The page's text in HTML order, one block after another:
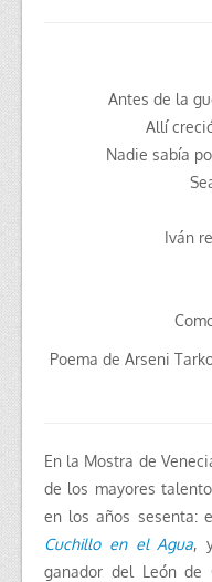
Antes de la
Allí
Nadie sabía
Iván
Poema de Arseni
En la Mostra de
de los mayores
en los años sesenta:
Cuchillo en el Agua,
ganador del León de